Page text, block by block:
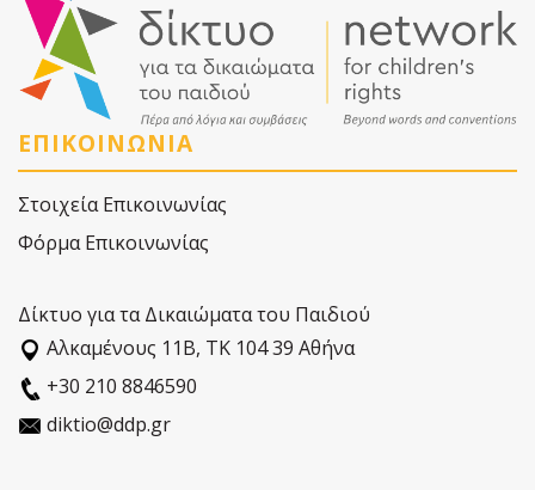
ΕΠΙΚΟΙΝΩΝΙΑ
Στοιχεία Επικοινωνίας
Φόρμα Επικοινωνίας
Δίκτυο για τα Δικαιώματα του Παιδιού
Αλκαµένους 11Β, ΤΚ 104 39 Αθήνα
+30 210 8846590
diktio@ddp.gr